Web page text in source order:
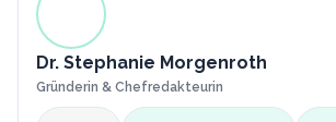
Dr. Stephanie Morgenroth
Gründerin & Chefredakteurin